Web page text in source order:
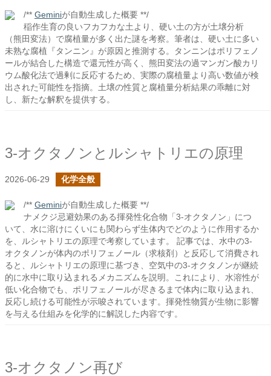
/** Geminiが自動生成した概要 **/
稲作生育の良いフカフカな土より、硬い土の方が土壌分析
（熊田変法）で腐植量が多く出た謎を考察。筆者は、硬い土に多い
未熟な腐植『タンニン』が原因と推測する。タンニンはポリフェノ
ールが結合した構造で還元性が高く、熊田変法の過マンガン酸カリ
ウム酸化法で過剰に反応するため、実際の腐植量より高い数値が検
出された可能性を指摘。土壌の性質と腐植量分析結果の乖離に対
し、新たな解釈を提供する。
3-オクタノンとルシャトリエの原理
2026-06-29 化学全般
/** Geminiが自動生成した概要 **/
ナメクジ忌避効果のある揮発性化合物「3-オクタノン」につ
いて、水に溶けにくいにも関わらず生体内でどのように作用するか
を、ルシャトリエの原理で考察しています。 記事では、水中の3-
オクタノンが体内のポリフェノール（求核剤）と反応して消費され
ると、ルシャトリエの原理に基づき、空気中の3-オクタノンが継続
的に水中に取り込まれるメカニズムを説明。これにより、水溶性が
低い化合物でも、ポリフェノールが尽きるまで体内に取り込まれ、
反応し続ける可能性が示唆されています。揮発性物質が生物に影響
を与える仕組みを化学的に解説した内容です。
3-オクタノン再び